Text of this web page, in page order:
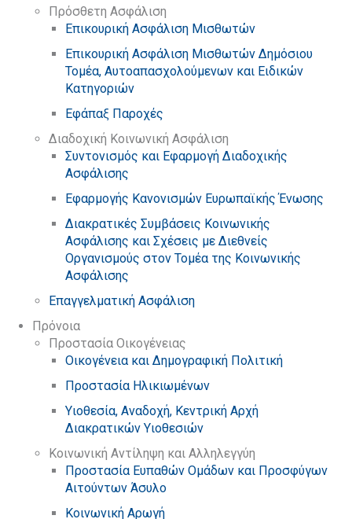
Πρόσθετη Ασφάλιση
Επικουρική Ασφάλιση Μισθωτών
Επικουρική Ασφάλιση Μισθωτών Δημόσιου
Τομέα, Αυτοαπασχολούμενων και Ειδικών
Κατηγοριών
Εφάπαξ Παροχές
Διαδοχική Κοινωνική Ασφάλιση
Συντονισμός και Εφαρμογή Διαδοχικής
Ασφάλισης
Εφαρμογής Κανονισμών Ευρωπαϊκής Ένωσης
Διακρατικές Συμβάσεις Κοινωνικής
Ασφάλισης και Σχέσεις με Διεθνείς
Οργανισμούς στον Τομέα της Κοινωνικής
Ασφάλισης
Επαγγελματική Ασφάλιση
Πρόνοια
Προστασία Οικογένειας
Οικογένεια και Δημογραφική Πολιτική
Προστασία Ηλικιωμένων
Υιοθεσία, Αναδοχή, Κεντρική Αρχή
Διακρατικών Υιοθεσιών
Κοινωνική Αντίληψη και Αλληλεγγύη
Προστασία Ευπαθών Ομάδων και Προσφύγων
Αιτούντων Άσυλο
Κοινωνική Αρωγή